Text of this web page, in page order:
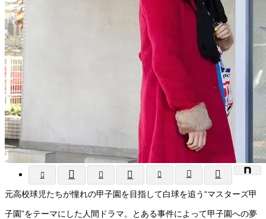
元高校球児たちが憧れの甲子園を目指して白球を追う“マスターズ甲
子園”をテーマにした人間ドラマ。とある事件によって甲子園への夢